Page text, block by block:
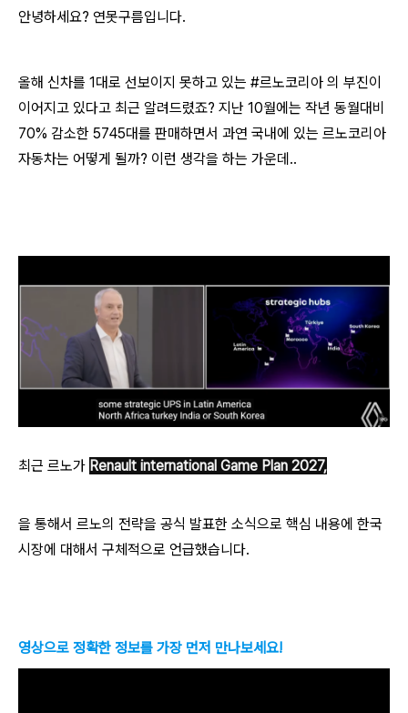
안녕하세요? 연못구름입니다.
올해 신차를 1대로 선보이지 못하고 있는 #르노코리아 의 부진이
이어지고 있다고 최근 알려드렸죠? 지난 10월에는 작년 동월대비
70% 감소한 5745대를 판매하면서 과연 국내에 있는 르노코리아
자동차는 어떻게 될까? 이런 생각을 하는 가운데..
최근 르노가 Renault international Game Plan 2027,
을 통해서 르노의 전략을 공식 발표한 소식으로 핵심 내용에 한국
시장에 대해서 구체적으로 언급했습니다.
영상으로 정확한 정보를 가장 먼저 만나보세요!